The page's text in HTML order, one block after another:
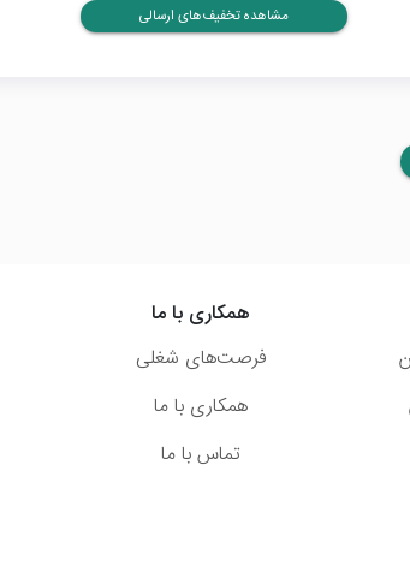
مشاهده تخفیف‌های ارسالی
همکاری با ما
فرصت‌های شغلی
همکاری با ما
تماس با ما